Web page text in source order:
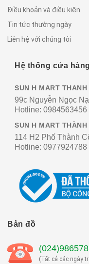
Điều khoản và điều kiện
Tin tức thường ngày
Liên hệ với chúng tôi
Hệ thống cửa hàng
SUN H MART THANH
99c Nguyễn Ngọc
Hotline: 0984563456
SUN H MART THÀNH
114 H2 Phố Thành
Hotline: 0977924788
Bản đồ
(Tất cả các ngày